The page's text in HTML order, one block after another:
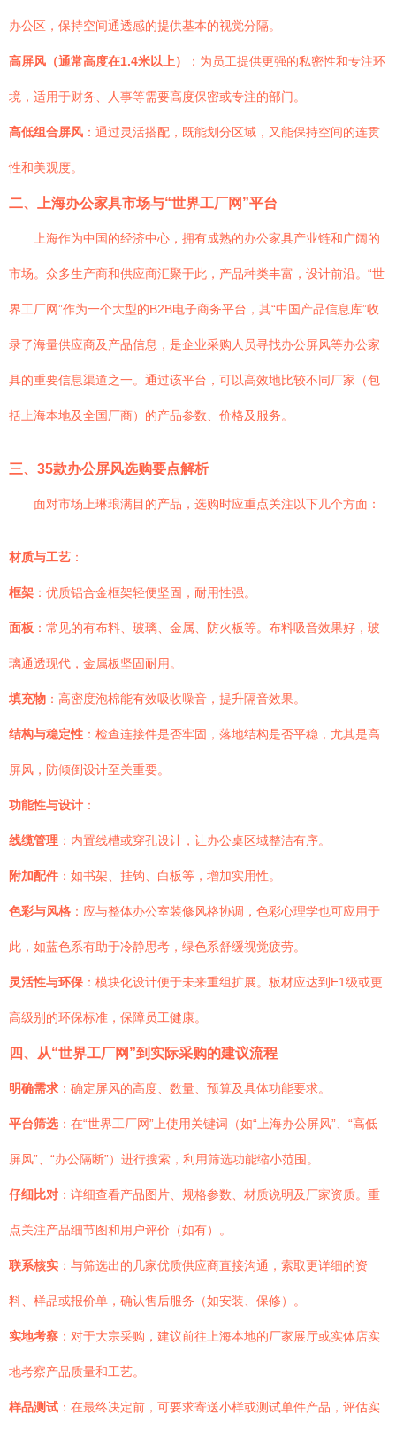
办公区，保持空间通透感的提供基本的视觉分隔。
高屏风（通常高度在1.4米以上） ：为员工提供更强的私密性和专注环
境，适用于财务、人事等需要高度保密或专注的部门。
高低组合屏风 ：通过灵活搭配，既能划分区域，又能保持空间的连贯
性和美观度。
二、上海办公家具市场与“世界工厂网”平台
上海作为中国的经济中心，拥有成熟的办公家具产业链和广阔的
市场。众多生产商和供应商汇聚于此，产品种类丰富，设计前沿。“世
界工厂网”作为一个大型的B2B电子商务平台，其“中国产品信息库”收
录了海量供应商及产品信息，是企业采购人员寻找办公屏风等办公家
具的重要信息渠道之一。通过该平台，可以高效地比较不同厂家（包
括上海本地及全国厂商）的产品参数、价格及服务。
三、35款办公屏风选购要点解析
面对市场上琳琅满目的产品，选购时应重点关注以下几个方面：
材质与工艺 ：
框架 ：优质铝合金框架轻便坚固，耐用性强。
面板 ：常见的有布料、玻璃、金属、防火板等。布料吸音效果好，玻
璃通透现代，金属板坚固耐用。
填充物 ：高密度泡棉能有效吸收噪音，提升隔音效果。
结构与稳定性 ：检查连接件是否牢固，落地结构是否平稳，尤其是高
屏风，防倾倒设计至关重要。
功能性与设计 ：
线缆管理 ：内置线槽或穿孔设计，让办公桌区域整洁有序。
附加配件 ：如书架、挂钩、白板等，增加实用性。
色彩与风格 ：应与整体办公室装修风格协调，色彩心理学也可应用于
此，如蓝色系有助于冷静思考，绿色系舒缓视觉疲劳。
灵活性与环保 ：模块化设计便于未来重组扩展。板材应达到E1级或更
高级别的环保标准，保障员工健康。
四、从“世界工厂网”到实际采购的建议流程
明确需求 ：确定屏风的高度、数量、预算及具体功能要求。
平台筛选：在“世界工厂网”上使用关键词（如“上海办公屏风”、“高低
屏风”、“办公隔断”）进行搜索，利用筛选功能缩小范围。
仔细比对 ：详细查看产品图片、规格参数、材质说明及厂家资质。重
点关注产品细节图和用户评价（如有）。
联系核实 ：与筛选出的几家优质供应商直接沟通，索取更详细的资
料、样品或报价单，确认售后服务（如安装、保修）。
实地考察 ：对于大宗采购，建议前往上海本地的厂家展厅或实体店实
地考察产品质量和工艺。
样品测试 ：在最终决定前，可要求寄送小样或测试单件产品，评估实